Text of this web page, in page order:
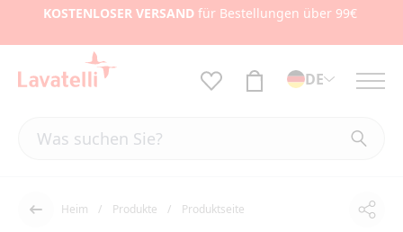
KOSTENLOSER VERSANDfür Bestellungen über 99€
DE
Der Rücken
Heim Produkte Produktseite